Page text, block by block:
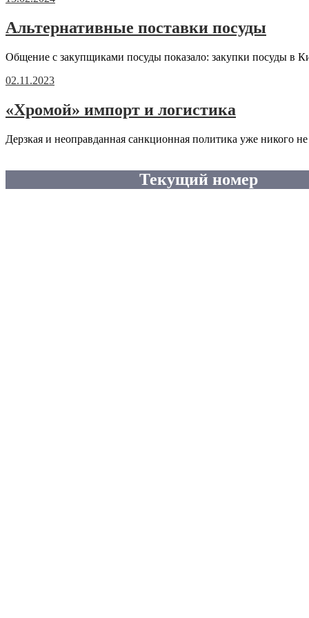
Альтернативные поставки посуды
Общение с закупщиками посуды показало: закупки посуды в
02.11.2023
«Хромой» импорт и логистика
Дерзкая и неоправданная санкционная политика уже никого
Текущий номер